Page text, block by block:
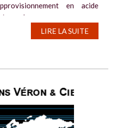
en acide
même que...
LIRE LA SUITE